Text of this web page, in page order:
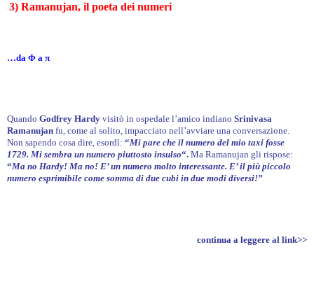
3) Ramanujan, il poeta dei numeri
…da Φ a π
Quando Godfrey Hardy visitò in ospedale l’amico indiano Srinivasa
Ramanujan fu, come al solito, impacciato nell’avviare una conversazione.
Non sapendo cosa dire, esordì: “Mi pare che il numero del mio taxi fosse
1729. Mi sembra un numero piuttosto insulso“. Ma Ramanujan gli rispose:
“Ma no Hardy! Ma no! E’ un numero molto interessante. E’ il più piccolo
numero esprimibile come somma di due cubi in due modi diversi!”
continua a leggere al link>>